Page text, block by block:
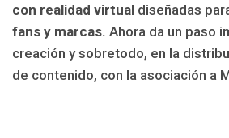
con realidad virtual diseñadas
fans y marcas. Ahora da un paso
creación y sobretodo, en la
de contenido, con la asociación a